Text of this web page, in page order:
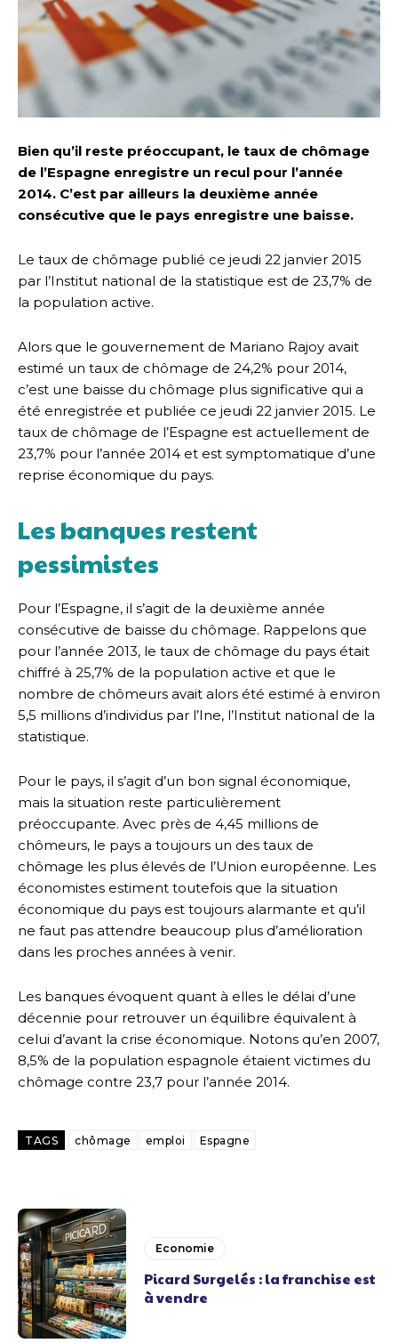
Bien qu’il reste préoccupant, le taux de chômage
de l’Espagne enregistre un recul pour l’année
2014. C’est par ailleurs la deuxième année
consécutive que le pays enregistre une baisse.
Le taux de chômage publié ce jeudi 22 janvier 2015
par l’Institut national de la statistique est de 23,7% de
la population active.
Alors que le gouvernement de Mariano Rajoy avait
estimé un taux de chômage de 24,2% pour 2014,
c’est une baisse du chômage plus significative qui a
été enregistrée et publiée ce jeudi 22 janvier 2015. Le
taux de chômage de l’Espagne est actuellement de
23,7% pour l’année 2014 et est symptomatique d’une
reprise économique du pays.
Les banques restent
pessimistes
Pour l’Espagne, il s’agit de la deuxième année
consécutive de baisse du chômage. Rappelons que
pour l’année 2013, le taux de chômage du pays était
chiffré à 25,7% de la population active et que le
nombre de chômeurs avait alors été estimé à environ
5,5 millions d’individus par l’Ine, l’Institut national de la
statistique.
Pour le pays, il s’agit d’un bon signal économique,
mais la situation reste particulièrement
préoccupante. Avec près de 4,45 millions de
chômeurs, le pays a toujours un des taux de
chômage les plus élevés de l’Union européenne. Les
économistes estiment toutefois que la situation
économique du pays est toujours alarmante et qu’il
ne faut pas attendre beaucoup plus d’amélioration
dans les proches années à venir.
Les banques évoquent quant à elles le délai d’une
décennie pour retrouver un équilibre équivalent à
celui d’avant la crise économique. Notons qu’en 2007,
8,5% de la population espagnole étaient victimes du
chômage contre 23,7 pour l’année 2014.
TAGS chômage emploi Espagne
Economie
Picard Surgelés : la franchise est
à vendre